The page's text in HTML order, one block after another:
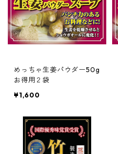
めっちゃ生姜パウダー50g
お得用２袋
¥1,600